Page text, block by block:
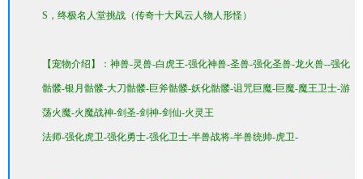
S，终极名人堂挑战（传奇十大风云人物人形怪）
【宠物介绍】：神兽-灵兽-白虎王-强化神兽-圣兽-强化圣兽-龙火兽--强化
骷髅-银月骷髅-大刀骷髅-巨斧骷髅-妖化骷髅-诅咒巨魔-巨魔-魔王卫士-游
荡火魔-火魔战神-剑圣-剑神-剑仙-火灵王
法师-强化虎卫-强化勇士-强化卫士-半兽战将-半兽统帅-虎卫-